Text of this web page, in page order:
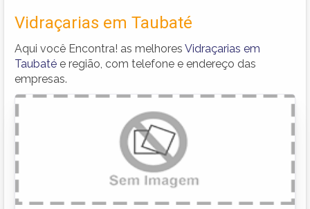
Vidraçarias em Taubaté
Aqui você Encontra! as melhores Vidraçarias em
Taubaté e região, com telefone e endereço das
empresas.